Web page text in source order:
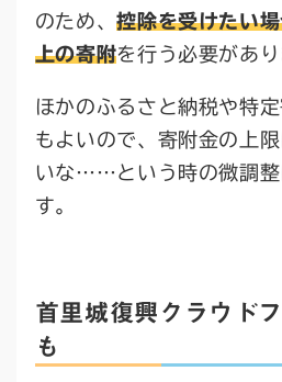
のため、控除を受けたい
上の寄附を行う必要があり
ほかのふるさと納税や特
もよいので、寄附金の上
いな……という時の微調整
す。
首里城復興クラウド
も